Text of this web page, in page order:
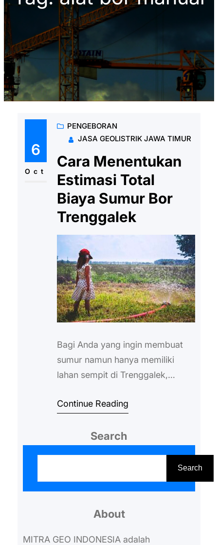
6
Oct
PENGEBORAN
JASA GEOLISTRIK JAWA TIMUR
Cara Menentukan
Estimasi Total
Biaya Sumur Bor
Trenggalek
Bagi Anda yang ingin membuat
sumur namun hanya memiliki
lahan sempit di Trenggalek,
Selain bisa diaplikasikan pada
pembuatannya juga relatif lebih
dibutuhkan untuk membuat sumur
jenis tersebut? Berikut cara
pembuatan sumur bor Trenggalek
Continue Reading
Search
Search
About
MITRA GEO INDONESIA adalah